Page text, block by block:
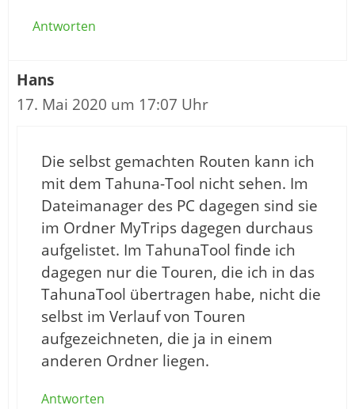
Antworten
Hans
17. Mai 2020 um 17:07 Uhr
Die selbst gemachten Routen kann ich
mit dem Tahuna-Tool nicht sehen. Im
Dateimanager des PC dagegen sind sie
im Ordner MyTrips dagegen durchaus
aufgelistet. Im TahunaTool finde ich
dagegen nur die Touren, die ich in das
TahunaTool übertragen habe, nicht die
selbst im Verlauf von Touren
aufgezeichneten, die ja in einem
anderen Ordner liegen.
Antworten